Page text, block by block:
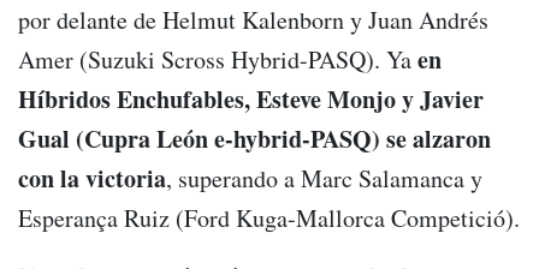
por delante de Helmut Kalenborn y Juan Andrés
Amer (Suzuki Scross Hybrid-PASQ). Yaen
Híbridos Enchufables, Esteve Monjo y Javier
Gual (Cupra León e-hybrid-PASQ) se alzaron
con la victoria, superando a Marc Salamanca y
Esperança Ruiz (Ford Kuga-Mallorca Competició).